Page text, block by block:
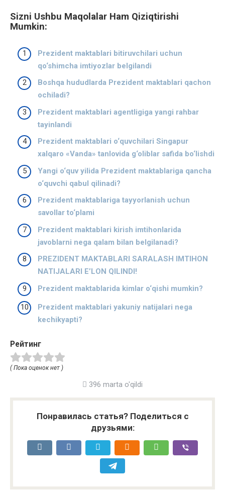
Sizni Ushbu Maqolalar Ham Qiziqtirishi
Mumkin:
Prezident maktablari bitiruvchilari uchun
qo‘shimcha imtiyozlar belgilandi
Boshqa hududlarda Prezident maktablari qachon
ochiladi?
Prezident maktablari agentligiga yangi rahbar
tayinlandi
Prezident maktablari o‘quvchilari Singapur
xalqaro «Vanda» tanlovida g‘oliblar safida bo‘lishdi
Yangi o‘quv yilida Prezident maktablariga qancha
o‘quvchi qabul qilinadi?
Prezident maktablariga tayyorlanish uchun
savollar to‘plami
Prezident maktablari kirish imtihonlarida
javoblarni nega qalam bilan belgilanadi?
PREZIDENT MAKTABLARI SARALASH IMTIHON
NATIJALARI EʼLON QILINDI!
Prezident maktablarida kimlar o‘qishi mumkin?
Prezident maktablari yakuniy natijalari nega
kechikyapti?
Рейтинг
( Пока оценок нет )
396 marta o'qildi
Понравилась статья? Поделиться с
друзьями: